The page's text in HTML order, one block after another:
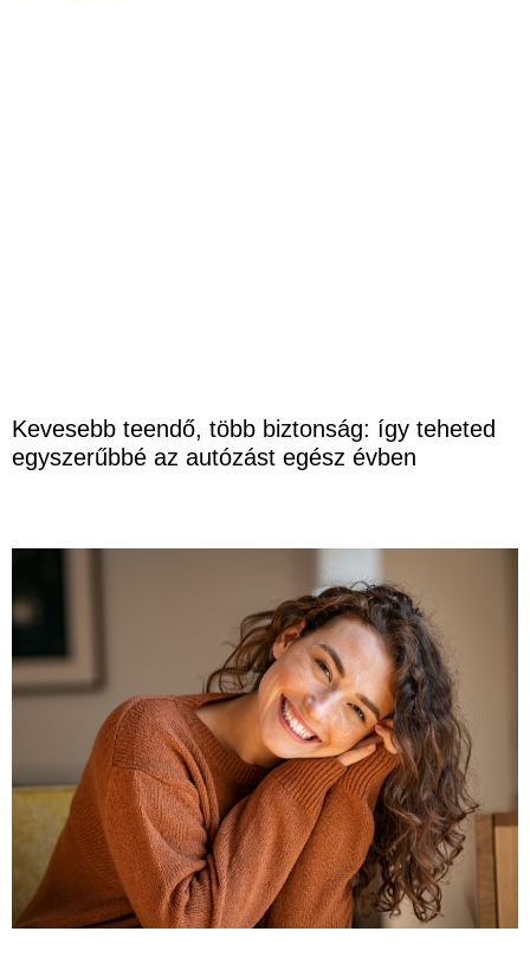
Kevesebb teendő, több biztonság: így teheted
egyszerűbbé az autózást egész évben